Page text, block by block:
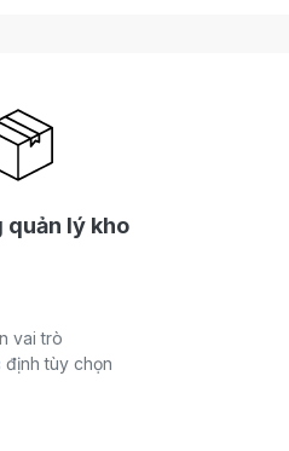
quản lý kho
vai trò
tùy chọn